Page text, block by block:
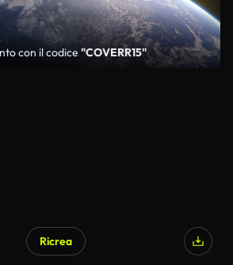
con il codice "COVERR15"
Ricrea